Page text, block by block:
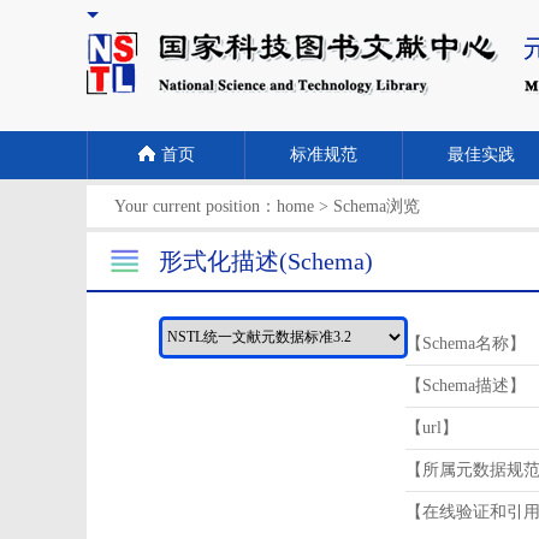
首页 标准规范 最佳实践
Your current position： home > Schema浏览
形式化描述(Schema)
【Schema名称】
【Schema描述】
【url】
【所属元数据规
【在线验证和引